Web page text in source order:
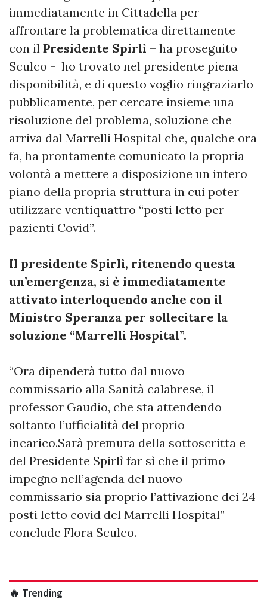
immediatamente in Cittadella per
affrontare la problematica direttamente
con il Presidente Spirlì – ha proseguito
Sculco - ho trovato nel presidente piena
disponibilità, e di questo voglio ringraziarlo
pubblicamente, per cercare insieme una
risoluzione del problema, soluzione che
arriva dal Marrelli Hospital che, qualche ora
fa, ha prontamente comunicato la propria
volontà a mettere a disposizione un intero
piano della propria struttura in cui poter
utilizzare ventiquattro “posti letto per
pazienti Covid”.
Il presidente Spirlì, ritenendo questa
un’emergenza, si è immediatamente
attivato interloquendo anche con il
Ministro Speranza per sollecitare la
soluzione “Marrelli Hospital”.
“Ora dipenderà tutto dal nuovo
commissario alla Sanità calabrese, il
professor Gaudio, che sta attendendo
soltanto l’ufficialità del proprio
incarico.Sarà premura della sottoscritta e
del Presidente Spirlì far sì che il primo
impegno nell’agenda del nuovo
commissario sia proprio l’attivazione dei 24
posti letto covid del Marrelli Hospital”
conclude Flora Sculco.
🔥 Trending